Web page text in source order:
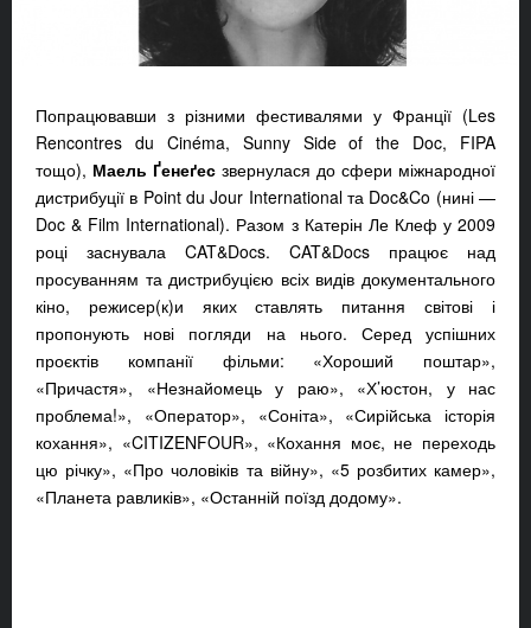
Попрацювавши з різними фестивалями у Франції (Les
Rencontres du Cinéma, Sunny Side of the Doc, FIPA
тощо), Маель Ґенеґес звернулася до сфери міжнародної
дистрибуції в Point du Jour International та Doc&Co (нині —
Doc & Film International). Разом з Катерін Ле Клеф у 2009
році заснувала CAT&Docs. CAT&Docs працює над
просуванням та дистрибуцією всіх видів документального
кіно, режисер(к)и яких ставлять питання світові і
пропонують нові погляди на нього. Серед успішних
проєктів компанії фільми: «Хороший поштар»,
«Причастя», «Незнайомець у раю», «Х’юстон, у нас
проблема!», «Оператор», «Соніта», «Сирійська історія
кохання», «CITIZENFOUR», «Кохання моє, не переходь
цю річку», «Про чоловіків та війну», «5 розбитих камер»,
«Планета равликів», «Останній поїзд додому».